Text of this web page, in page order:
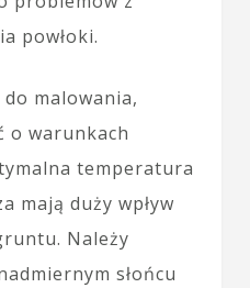
powłoki.
malowania,
o warunkach
temperatura
mają duży wpływ
Należy
słońcu